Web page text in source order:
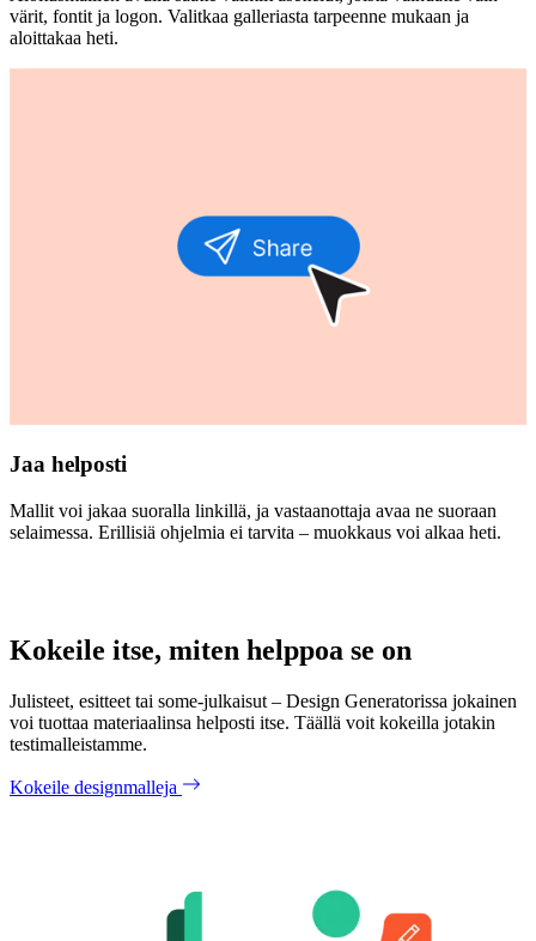
värit, fontit ja logon. Valitkaa galleriasta tarpeenne mukaan ja
aloittakaa heti.
Jaa helposti
Mallit voi jakaa suoralla linkillä, ja vastaanottaja avaa ne suoraan
selaimessa. Erillisiä ohjelmia ei tarvita – muokkaus voi alkaa heti.
Kokeile itse, miten helppoa se on
Julisteet, esitteet tai some-julkaisut – Design Generatorissa jokainen
voi tuottaa materiaalinsa helposti itse. Täällä voit kokeilla jotakin
testimalleistamme.
Kokeile designmalleja